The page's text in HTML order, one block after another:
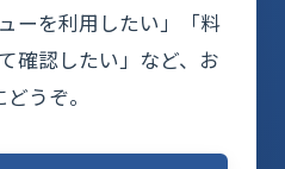
ーを利用したい」「料
確認したい」など、お
うぞ。